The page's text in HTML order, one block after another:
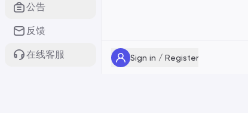
公告
反馈
在线客服 Sign in / Register